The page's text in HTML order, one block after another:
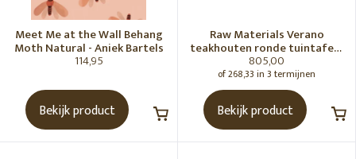
Meet Me at the Wall Behang
Moth Natural - Aniek Bartels
114,95
Bekijk product
Raw Materials Verano
teakhouten ronde tuintafel -
Ø100 cm
805,00
of 268,33 in 3 termijnen
Bekijk product